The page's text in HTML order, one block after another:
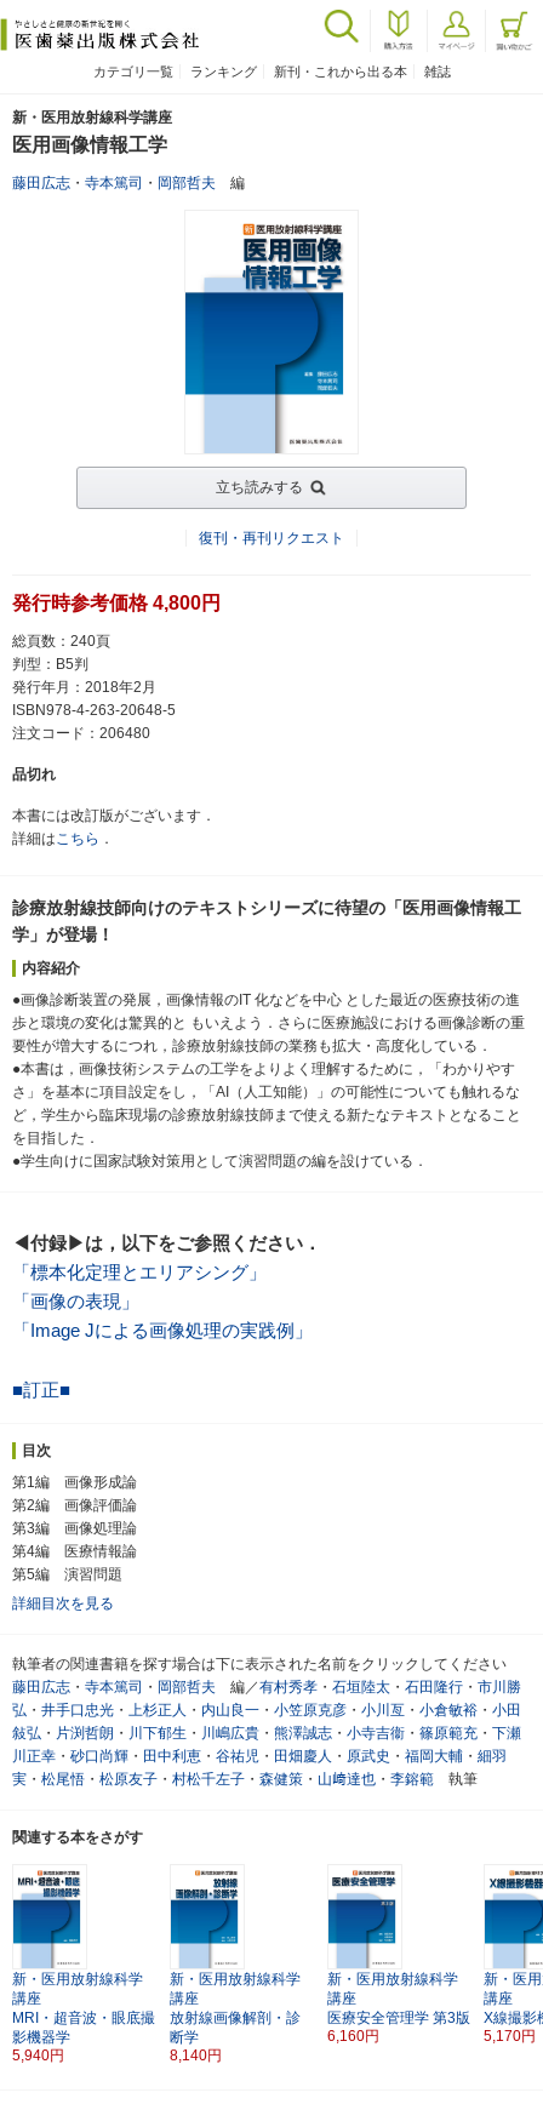
カテゴリ一覧 ランキング 新刊・これから出る本 雑誌
新・医用放射線科学講座
医用画像情報工学
藤田広志 ・ 寺本篤司 ・ 岡部哲夫 編
立ち読みする
復刊・再刊リクエスト
発行時参考価格 4,800円
総頁数：240頁
判型：B5判
発行年月：2018年2月
ISBN978-4-263-20648-5
注文コード：206480
品切れ
本書には改訂版がございます．
詳細はこちら ．
診療放射線技師向けのテキストシリーズに待望の「医用画像情報工
学」が登場！
内容紹介
●画像診断装置の発展，画像情報のIT 化などを中心 とした最近の医療技術の進
歩と環境の変化は驚異的と もいえよう．さらに医療施設における画像診断の重
要性が増大するにつれ，診療放射線技師の業務も拡大・高度化している．
●本書は，画像技術システムの工学をよりよく理解するために，「わかりやす
さ」を基本に項目設定をし，「AI（人工知能）」の可能性についても触れるな
ど，学生から臨床現場の診療放射線技師まで使える新たなテキストとなること
を目指した．
●学生向けに国家試験対策用として演習問題の編を設けている．
◀付録▶は，以下をご参照ください．
「標本化定理とエリアシング」
「画像の表現」
「Image Jによる画像処理の実践例」
■訂正■
目次
第1編 画像形成論
第2編 画像評価論
第3編 画像処理論
第4編 医療情報論
第5編 演習問題
詳細目次を見る
執筆者の関連書籍を探す場合は下に表示された名前をクリックしてください
藤田広志 ・ 寺本篤司 ・ 岡部哲夫 編／有村秀孝 ・ 石垣陸太 ・ 石田隆行 ・ 市川勝
弘 ・ 井手口忠光 ・ 上杉正人 ・ 内山良一 ・ 小笠原克彦 ・ 小川亙 ・ 小倉敏裕 ・ 小田
敍弘 ・ 片渕哲朗 ・ 川下郁生 ・ 川嶋広貴 ・ 熊澤誠志 ・ 小寺吉衞 ・ 篠原範充 ・ 下瀬
川正幸 ・ 砂口尚輝 ・ 田中利恵 ・ 谷祐児 ・ 田畑慶人 ・ 原武史 ・ 福岡大輔 ・ 細羽
実 ・ 松尾悟 ・ 松原友子 ・ 村松千左子 ・ 森健策 ・ 山﨑達也 ・ 李鎔範 執筆
関連する本をさがす
新・医用放射線科学
講座
MRI・超音波・眼底撮
影機器学
5,940円
新・医用放射線科学
講座
放射線画像解剖・診
断学
8,140円
新・医用放射線科学
講座
医療安全管理学 第3版
6,160円
新・医
講座
X線撮影
5,170円